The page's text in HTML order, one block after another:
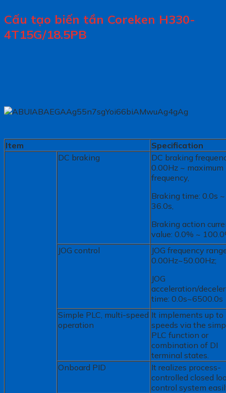
Cấu tạo biến tần Coreken H330-
4T15G/18.5PB
Item Specification
DC braking
DC braking
0.00Hz ~ maximum
frequency,
Braking time: 0.0s ~
36.0s,
Braking action
value: 0.0% ~
JOG control
JOG frequency
0.00Hz~50.00Hz;
JOG
acceleration/
time: 0.0s~6500.0s
Simple PLC, multi-speed
operation
It implements up to
speeds via the
PLC function or
combination of DI
terminal states.
Onboard PID
It realizes process-
controlled closed
control system